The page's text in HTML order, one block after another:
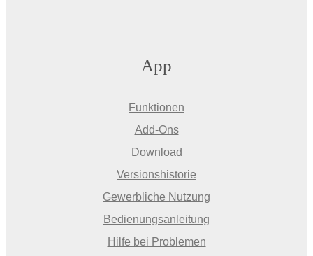
App
Funktionen
Add-Ons
Download
Versionshistorie
Gewerbliche Nutzung
Bedienungsanleitung
Hilfe bei Problemen